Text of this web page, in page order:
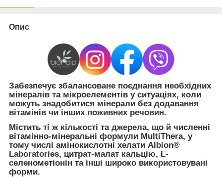
Опис
Забезпечує збалансоване поєднання необхідних
мінералів та мікроелементів у ситуаціях, коли
можуть знадобитися мінерали без додавання
вітамінів чи інших поживних речовин.
Містить ті ж кількості та джерела, що й численні
вітамінно-мінеральні формули MultiThera, у
тому числі амінокислотні хелати Albion®
Laboratories, цитрат-малат кальцію, L-
селенометіонін та інші широко використовувані
форми.